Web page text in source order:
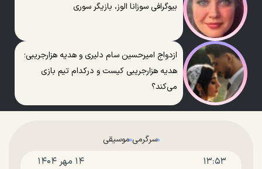
بیوگرافی سوزانا الوز، بازیگر سوری
ازدواج امیرحسین سام دلیری و هدیه هزارجریبی؛
هدیه هزارجریبی کیست و درکدام تیم بازی
می‌کند؟
سرگرمیموسیقی
۱۳:۵۳ ۱۴ مهر ۱۴۰۴